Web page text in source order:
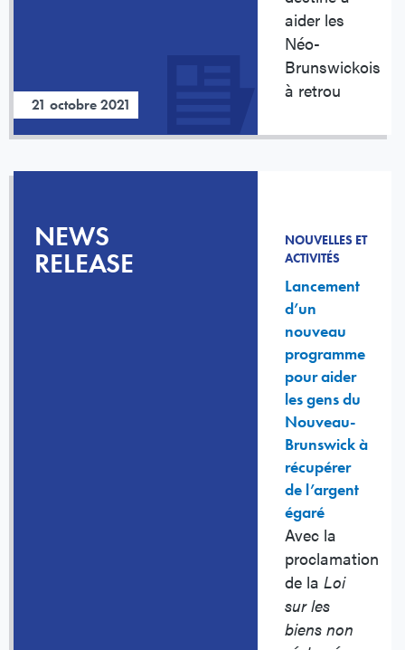
21 octobre 2021
aider les
Néo-
Brunswickois
à retrou
NEWS
RELEASE
NOUVELLES ET
ACTIVITÉS
Lancement
d’un
nouveau
programme
pour aider
les gens du
Nouveau-
Brunswick à
récupérer
de l’argent
égaré
Avec la
proclamation
de la Loi
sur les
biens non